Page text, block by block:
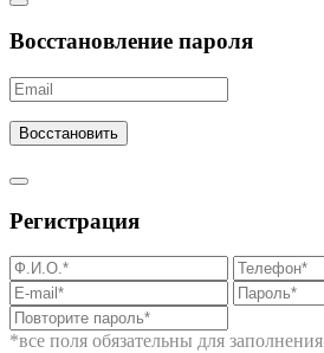
Восстановление пароля
Восстановить
Регистрация
*все поля обязательны для заполнения